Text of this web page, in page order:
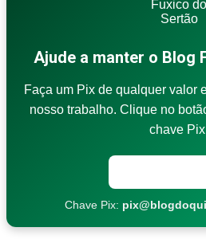
Ajude a manter o Blog
Faça um Pix de qualquer valor
nosso trabalho. Clique no
chave
Chave Pix: